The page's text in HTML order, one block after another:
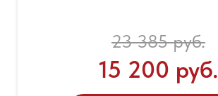
15 200 руб.
23 385 руб.